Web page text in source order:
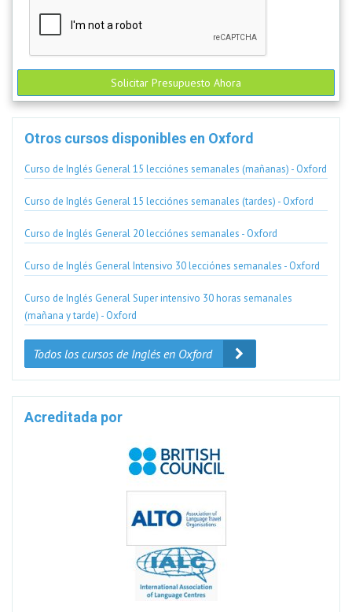
Solicitar Presupuesto Ahora
Otros cursos disponibles en Oxford
Curso de Inglés General 15 lecciónes semanales (mañanas) - Oxford
Curso de Inglés General 15 lecciónes semanales (tardes) - Oxford
Curso de Inglés General 20 lecciónes semanales - Oxford
Curso de Inglés General Intensivo 30 lecciónes semanales - Oxford
Curso de Inglés General Super intensivo 30 horas semanales
(mañana y tarde) - Oxford
Todos los cursos de Inglés en Oxford
Acreditada por